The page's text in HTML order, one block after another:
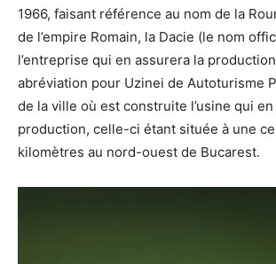
1966, faisant référence au nom de la
de l’empire Romain, la Dacie (le nom
l’entreprise qui en assurera la
abréviation pour Uzinei de Autoturisme
de la ville où est construite l’usine qui
production, celle-ci étant située à une
kilomètres au nord-ouest de Bucarest.